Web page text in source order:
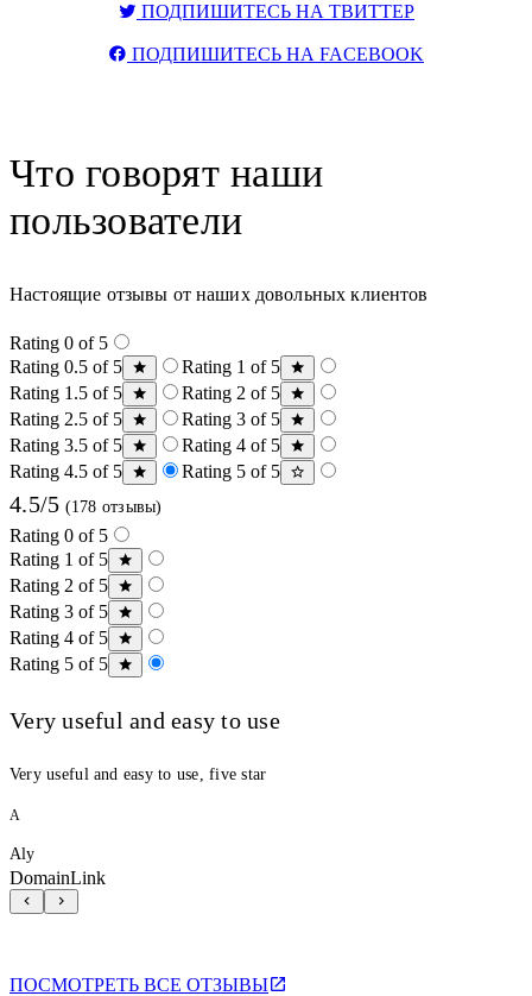
ПОДПИШИТЕСЬ НА ТВИТТЕР
ПОДПИШИТЕСЬ НА FACEBOOK
Что говорят наши
пользователи
Настоящие отзывы от наших довольных клиентов
Rating 0 of 5
Rating 0.5 of 5
Rating 1 of 5
Rating 1.5 of 5
Rating 2 of 5
Rating 2.5 of 5
Rating 3 of 5
Rating 3.5 of 5
Rating 4 of 5
Rating 4.5 of 5
Rating 5 of 5
4.5/5 (178 отзывы)
Rating 0 of 5
Rating 1 of 5
Rating 2 of 5
Rating 3 of 5
Rating 4 of 5
Rating 5 of 5
Very useful and easy to use
Very useful and easy to use, five star
A
Aly
DomainLink
ПОСМОТРЕТЬ ВСЕ ОТЗЫВЫ